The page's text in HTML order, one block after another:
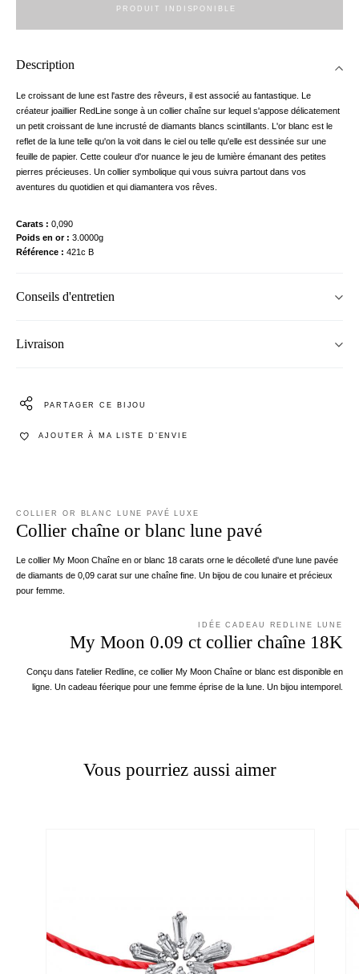
PRODUIT INDISPONIBLE
Description
Le croissant de lune est l'astre des rêveurs, il est associé au fantastique. Le
créateur joaillier RedLine songe à un collier chaîne sur lequel s'appose délicatement
un petit croissant de lune incrusté de diamants blancs scintillants. L'or blanc est le
reflet de la lune telle qu'on la voit dans le ciel ou telle qu'elle est dessinée sur une
feuille de papier. Cette couleur d'or nuance le jeu de lumière émanant des petites
pierres précieuses. Un collier symbolique qui vous suivra partout dans vos
aventures du quotidien et qui diamantera vos rêves.
Carats
0,090
Poids en or
3.0000g
Référence
421c B
Conseils d'entretien
Livraison
PARTAGER CE BIJOU
AJOUTER À MA LISTE D’ENVIE
COLLIER OR BLANC LUNE PAVÉ LUXE
Collier chaîne or blanc lune pavé
Le collier My Moon Chaîne en or blanc 18 carats orne le décolleté d'une lune pavée
de diamants de 0,09 carat sur une chaîne fine. Un bijou de cou lunaire et précieux
pour femme.
IDÉE CADEAU REDLINE LUNE
My Moon 0.09 ct collier chaîne 18K
Conçu dans l'atelier Redline, ce collier My Moon Chaîne or blanc est disponible en
ligne. Un cadeau féerique pour une femme éprise de la lune. Un bijou intemporel.
Vous pourriez aussi aimer